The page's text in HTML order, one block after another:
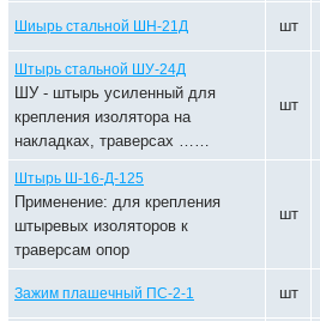
Шиырь стальной ШН-21Д шт
Штырь стальной ШУ-24Д
ШУ - штырь усиленный для
крепления изолятора на
накладках, траверсах ……
шт
Штырь Ш-16-Д-125
Применение: для крепления
штыревых изоляторов к
траверсам опор
шт
Зажим плашечный ПС-2-1 шт